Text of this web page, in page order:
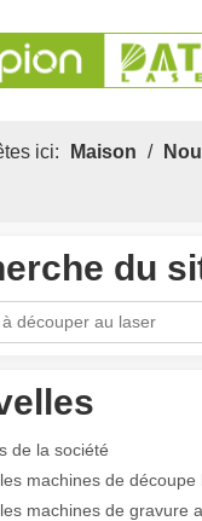
ici: Maison /
du
recherche
de la société
machines de découpe
machines de gravure